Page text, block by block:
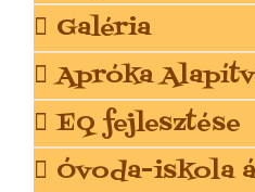
Galéria
Apróka
EQ fejlesztése
Óvoda-iskola